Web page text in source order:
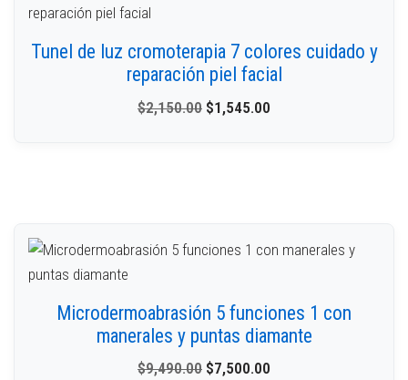
Tunel de luz cromoterapia 7 colores cuidado y
reparación piel facial
$2,150.00 $1,545.00
Microdermoabrasión 5 funciones 1 con
manerales y puntas diamante
$9,490.00 $7,500.00